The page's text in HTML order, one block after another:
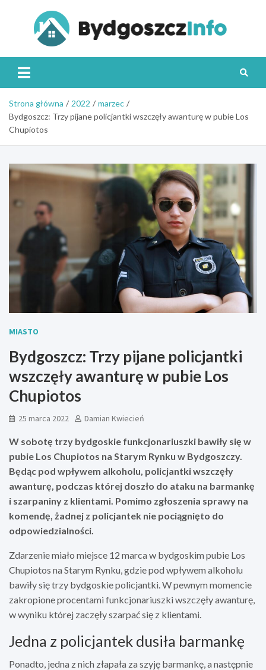
Strona główna 2022
marzec
Bydgoszcz: Trzy pijane policjantki wszczęły awanturę w pubie Los
Chupiotos
MIASTO
Bydgoszcz: Trzy pijane policjantki
wszczęły awanturę w pubie Los
Chupiotos
25 marca 2022 Damian Kwiecień
W sobotę trzy bydgoskie funkcjonariuszki bawiły się w
pubie Los Chupiotos na Starym Rynku w Bydgoszczy.
Będąc pod wpływem alkoholu, policjantki wszczęły
awanturę, podczas której doszło do ataku na barmankę
i szarpaniny z klientami. Pomimo zgłoszenia sprawy na
komendę, żadnej z policjantek nie pociągnięto do
odpowiedzialności.
Zdarzenie miało miejsce 12 marca w bydgoskim pubie Los
Chupiotos na Starym Rynku, gdzie pod wpływem alkoholu
bawiły się trzy bydgoskie policjantki. W pewnym momencie
zakropione procentami funkcjonariuszki wszczęły awanturę,
w wyniku której zaczęły szarpać się z klientami.
Jedna z policjantek dusiła barmankę
Ponadto, jedna z nich złapała za szyję barmankę, a następnie